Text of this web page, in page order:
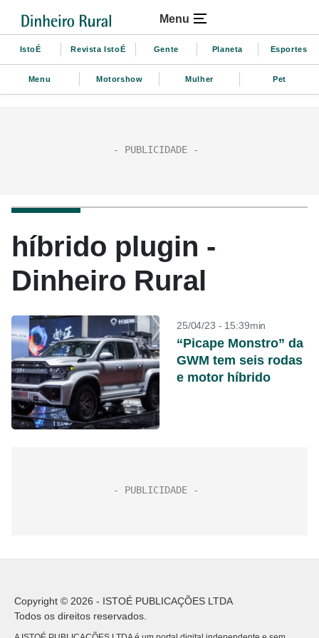
Menu
IstoÉ Revista IstoÉ Gente Planeta Esportes
Menu Motorshow Mulher Pet
híbrido plugin -
Dinheiro Rural
25/04/23 - 15:39min
“Picape Monstro” da
GWM tem seis rodas
e motor híbrido
Copyright © 2026 - ISTOÉ PUBLICAÇÕES LTDA
Todos os direitos reservados.